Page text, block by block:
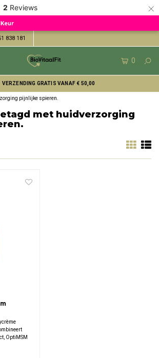
2 Reviews ×
838 181
0
VERZENDING GRATIS VANAF € 50,00
pijnlijke spieren.
met huidverzorging
OptiMSM
crème